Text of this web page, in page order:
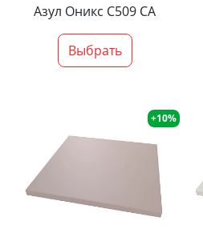
Азул Оникс С509 СА
Выбрать
+10%